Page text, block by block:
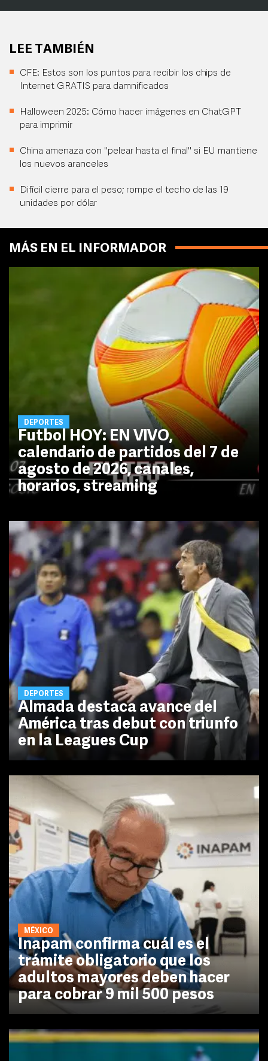
LEE TAMBIÉN
CFE: Estos son los puntos para recibir los chips de
Internet GRATIS para damnificados
Halloween 2025: Cómo hacer imágenes en ChatGPT
para imprimir
China amenaza con "pelear hasta el final" si EU mantiene
los nuevos aranceles
Difícil cierre para el peso; rompe el techo de las 19
unidades por dólar
MÁS EN EL INFORMADOR
DEPORTES
Futbol HOY: EN VIVO,
calendario de partidos del 7 de
agosto de 2026, canales,
horarios, streaming
DEPORTES
Almada destaca avance del
América tras debut con triunfo
en la Leagues Cup
MÉXICO
Inapam confirma cuál es el
trámite obligatorio que los
adultos mayores deben hacer
para cobrar 9 mil 500 pesos